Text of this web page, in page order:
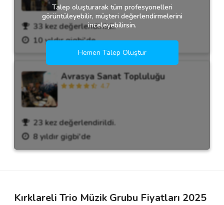
33 kez değerlendirildi.
10 yıldır gigbi'de
Avrasya Sanat Topluluğu
4.7
23 kez değerlendirildi.
8 yıldır gigbi'de
Talep oluşturarak tüm profesyonelleri
görüntüleyebilir, müşteri değerlendirmelerini
inceleyebilirsin.
Hemen Talep Oluştur
Kırklareli Trio Müzik Grubu Fiyatları 2025